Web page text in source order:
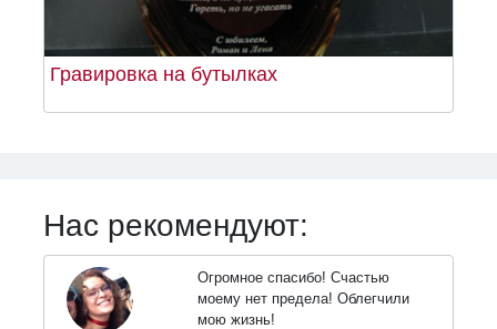
Гравировка на бутылках
Нас рекомендуют:
Огромное спасибо! Счастью
моему нет предела! Облегчили
мою жизнь!